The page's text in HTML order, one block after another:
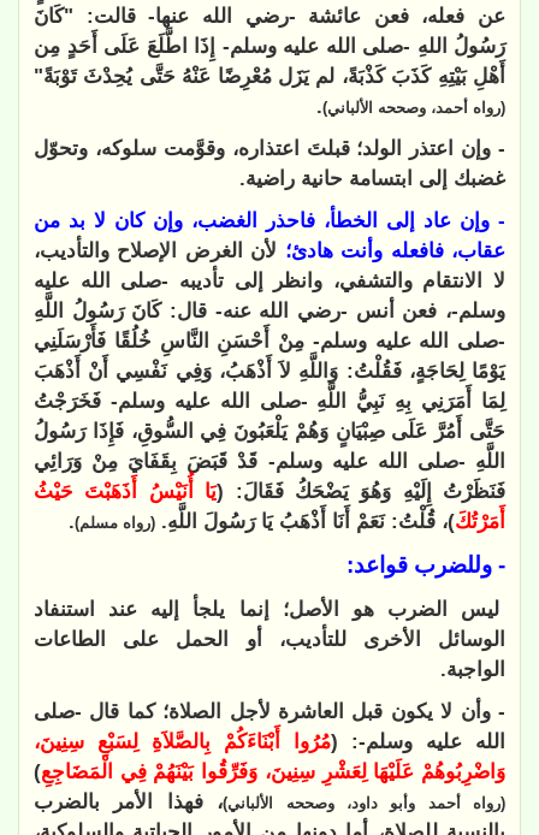
عن فعله، فعن عائشة -رضي الله عنها- قالت: "كَانَ
رَسُولُ اللهِ -صلى الله عليه وسلم- إِذَا اطَّلَعَ عَلَى أَحَدٍ مِن
أَهْلِ بَيْتِهِ ‌كَذَبَ ‌كَذْبَةً، لم يَزَل مُعْرِضًا عَنْهُ حَتَّى يُحِدْثَ تَوْبَةً"
(رواه أحمد، وصححه الألباني).
- وإن اعتذر الولد؛ قبلتَ اعتذاره، وقوَّمت سلوكه، وتحوّل
غضبك إلى ابتسامة حانية راضية.
- وإن عاد إلى الخطأ، فاحذر الغضب، وإن كان لا بد من
عقاب، فافعله وأنت هادئ؛ لأن الغرض الإصلاح والتأديب،
لا الانتقام والتشفي، وانظر إلى تأديبه -صلى الله عليه
وسلم-، فعن أنس -رضي الله عنه- قال: كَانَ رَسُولُ اللَّهِ
-صلى الله عليه وسلم- مِنْ أَحْسَنِ النَّاسِ خُلُقًا فَأَرْسَلَنِي
يَوْمًا لِحَاجَةٍ، فَقُلْتُ: وَاللَّهِ لاَ أَذْهَبُ، وَفِي نَفْسِي أَنْ أَذْهَبَ
لِمَا أَمَرَنِي بِهِ نَبِيُّ اللَّهِ -صلى الله عليه وسلم- فَخَرَجْتُ
حَتَّى أَمُرَّ عَلَى صِبْيَانٍ وَهُمْ يَلْعَبُونَ فِي السُّوقِ، فَإِذَا رَسُولُ
اللَّهِ -صلى الله عليه وسلم- قَدْ قَبَضَ بِقَفَايَ مِنْ وَرَائِي
فَنَظَرْتُ إِلَيْهِ وَهُوَ يَضْحَكُ فَقَالَ: (يَا أُنَيْسُ أَذَهَبْتَ حَيْثُ
أَمَرْتُكَ)، قُلْتُ: نَعَمْ أَنَا أَذْهَبُ يَا رَسُولَ اللَّهِ. (رواه مسلم).
- وللضرب قواعد:
ليس الضرب هو الأصل؛ إنما يلجأ إليه عند استنفاد
الوسائل الأخرى للتأديب، أو الحمل على الطاعات
الواجبة.
- وأن لا يكون قبل العاشرة لأجل الصلاة؛ كما قال -صلى
الله عليه وسلم-: (مُرُوا أَبْنَاءَكُمْ بِالصَّلاَةِ لِسَبْعِ سِنِينَ،
وَاضْرِبُوهُمْ عَلَيْهَا لِعَشْرِ سِنِينَ، وَفَرِّقُوا بَيْنَهُمْ فِي الْمَضَاجِعِ)
(رواه أحمد وأبو داود، وصححه الألباني)، فهذا الأمر بالضرب